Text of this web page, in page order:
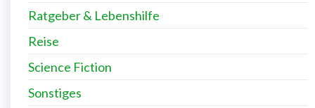
Ratgeber & Lebenshilfe
Reise
Science Fiction
Sonstiges